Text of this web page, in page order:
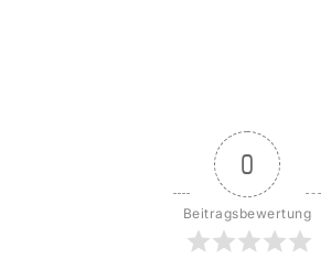
0
Beitragsbewertung